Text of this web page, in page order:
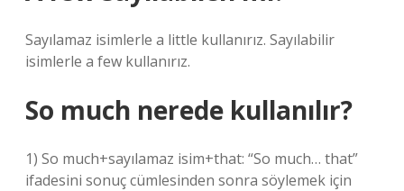
Sayılamaz isimlerle a little kullanırız. Sayılabilir
isimlerle a few kullanırız.
So much nerede kullanılır?
1) So much+sayılamaz isim+that: “So much… that”
ifadesini sonuç cümlesinden sonra söylemek için